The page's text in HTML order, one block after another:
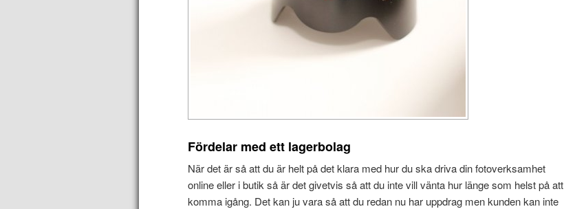
Fördelar med ett lagerbolag
När det är så att du är helt på det klara med hur du ska driva din fotoverksamhet
online eller i butik så är det givetvis så att du inte vill vänta hur länge som helst på att
komma igång. Det kan ju vara så att du redan nu har uppdrag men kunden kan inte